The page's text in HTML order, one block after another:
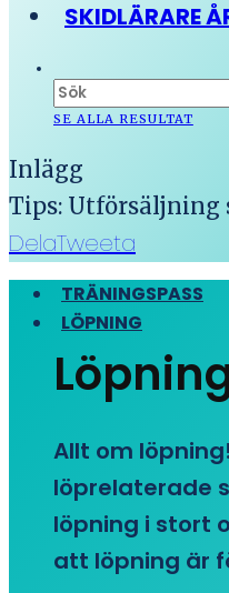
SKIDLÄRARE
SE ALLA RESULTAT
Inlägg
Tips:
DelaTweeta
TRÄNINGSPASS
LÖPNING
Allt om
löprelaterade
löpning i stort
att löpning är